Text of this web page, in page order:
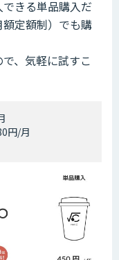
きる単品購入だ
定額制）でも購
、気軽に試すこ
円/月